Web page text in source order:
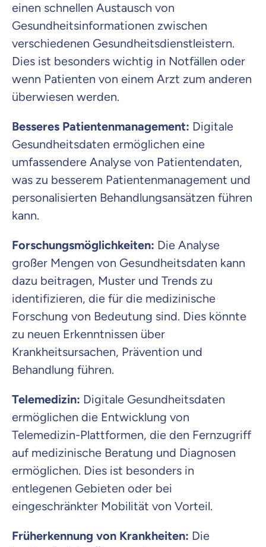
einen schnellen Austausch von
Gesundheitsinformationen zwischen
verschiedenen Gesundheitsdienstleistern.
Dies ist besonders wichtig in Notfällen oder
wenn Patienten von einem Arzt zum anderen
überwiesen werden.
Besseres Patientenmanagement: Digitale
Gesundheitsdaten ermöglichen eine
umfassendere Analyse von Patientendaten,
was zu besserem Patientenmanagement und
personalisierten Behandlungsansätzen führen
kann.
Forschungsmöglichkeiten: Die Analyse
großer Mengen von Gesundheitsdaten kann
dazu beitragen, Muster und Trends zu
identifizieren, die für die medizinische
Forschung von Bedeutung sind. Dies könnte
zu neuen Erkenntnissen über
Krankheitsursachen, Prävention und
Behandlung führen.
Telemedizin: Digitale Gesundheitsdaten
ermöglichen die Entwicklung von
Telemedizin-Plattformen, die den Fernzugriff
auf medizinische Beratung und Diagnosen
ermöglichen. Dies ist besonders in
entlegenen Gebieten oder bei
eingeschränkter Mobilität von Vorteil.
Früherkennung von Krankheiten: Die